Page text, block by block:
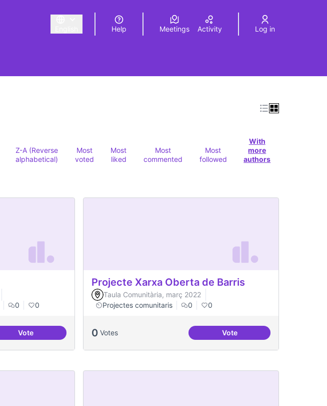
Triar la llengua Elegir el idiomaChoose language
Help Meetings Activity Log in
Z-A (Reverse
alphabetical)
Most
voted
Most
liked
Most
commented
Most
followed
With
more
authors
0 0
VoteOci per a la gent jove
Projecte Xarxa Oberta de Barris
Taula Comunitària, març 2022
Projectes comunitaris
0 0
0 Votes VoteProjecte Xarxa Oberta de